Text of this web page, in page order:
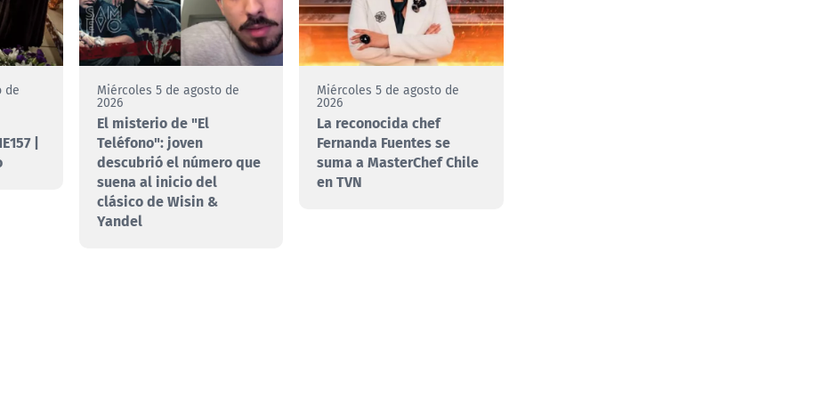
de
|
Miércoles 5 de agosto de
2026
El misterio de "El
Teléfono": joven
descubrió el número que
suena al inicio del
clásico de Wisin &
Yandel
Miércoles 5 de agosto de
2026
La reconocida chef
Fernanda Fuentes se
suma a MasterChef Chile
en TVN